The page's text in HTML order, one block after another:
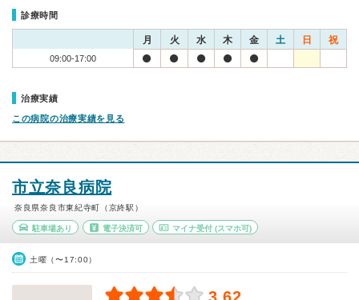
診療時間
月 火 水 木 金 土 日 祝
09:00-17:00
治療実績
この病院の治療実績を見る
市立奈良病院
奈良県奈良市東紀寺町（京終駅）
駐車場あり 電子決済可 マイナ受付 (スマホ可)
土曜（〜17:00）